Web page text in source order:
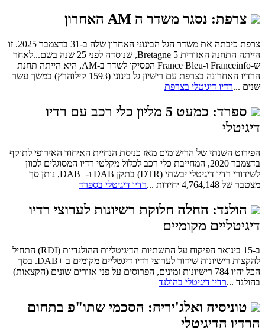
צרפת: נסגר משדר ה AM האחרון
צרפת כיבתה את משדר הגל הבינוני האחרון שלה ב-31 בדצמבר 2025. זו
הייתה התחנה האזורית Bretagne 5, שנוסדה לפני 25 שנה בשם...לאחר
ש-Franceinfo ו-France Bleu הפסיקו לשדר ב-AM, היא הייתה תחנת
הרדיו האחרונה בצרפת עם רישיון גל בינוני (1593 קילוהרץ) במשך עשר
שנים ...רדיו דיגיטלי בצרפת
ספרד: כמעט 5 מליון כלי רכב עם רדיו
דיגיטלי
הפירוט השנתי של הרישומים מאז כניסת הנחיית האיחוד האירופי לתוקף
בדצמבר 2020, המחייבת כלי רכב לכלול מקלטי רדיו המסוגלים לכוון
לשידורי רדיו דיגיטלי יבשתי (DTR) בתקן DAB ו-+DAB, נותן סך
מצטבר של 4,764,148 יחידות ...
רדיו דיגיטלי בספרד
הולנד: החלה חלוקת רשיונות לערוצי רדיו
דיגיטליים מקומיים
ב-15 בינואר הפיקוח על התשתיות הדיגיטליות ההולנדיות (RDI) התחיל
להקצות רישיונות שידור לערוצי רדיו דיגטליים מקומים ב +DAB. בסך
הכל יהיו 784 רישיונות זמינים, הפרוסים על פני אזורים שונים (הקצאות)
בהולנד ...רדיו דיגיטלי בהולנד
טוניסיה ואלג'יריה: הסכמי שתו"פ בתחום
הרדיו הדיגיטלי